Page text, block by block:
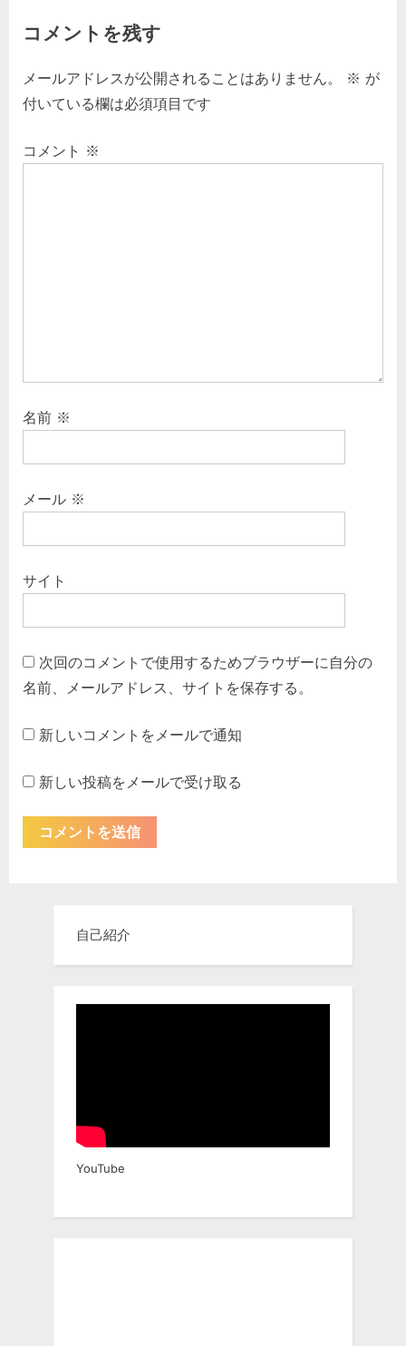
ナ
ビ
ゲ
ー
v
u
P
x
P
o
t
コメントを残す
メールアドレスが公開されることはありません。 ※ が
付いている欄は必須項目です
コメント ※
名前 ※
メール ※
サイト
次回のコメントで使用するためブラウザーに自分の
名前、メールアドレス、サイトを保存する。
新しいコメントをメールで通知
新しい投稿をメールで受け取る
自己紹介
YouTube